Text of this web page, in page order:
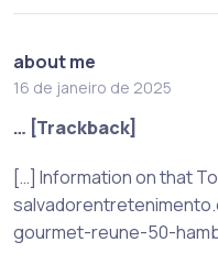
about me
16 de janeiro de 2025
… [Trackback]
[…] Information on that
gourmet-reune-50-